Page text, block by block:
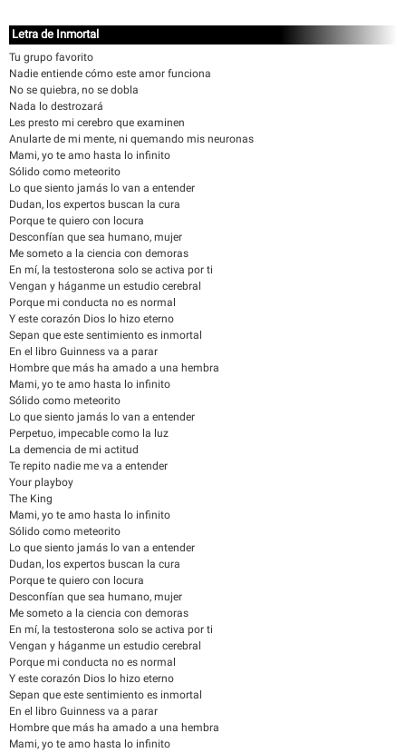
Letra de Inmortal
Tu grupo favorito
Nadie entiende cómo este amor funciona
No se quiebra, no se dobla
Nada lo destrozará
Les presto mi cerebro que examinen
Anularte de mi mente, ni quemando mis neuronas
Mami, yo te amo hasta lo infinito
Sólido como meteorito
Lo que siento jamás lo van a entender
Dudan, los expertos buscan la cura
Porque te quiero con locura
Desconfían que sea humano, mujer
Me someto a la ciencia con demoras
En mí, la testosterona solo se activa por ti
Vengan y háganme un estudio cerebral
Porque mi conducta no es normal
Y este corazón Dios lo hizo eterno
Sepan que este sentimiento es inmortal
En el libro Guinness va a parar
Hombre que más ha amado a una hembra
Mami, yo te amo hasta lo infinito
Sólido como meteorito
Lo que siento jamás lo van a entender
Perpetuo, impecable como la luz
La demencia de mi actitud
Te repito nadie me va a entender
Your playboy
The King
Mami, yo te amo hasta lo infinito
Sólido como meteorito
Lo que siento jamás lo van a entender
Dudan, los expertos buscan la cura
Porque te quiero con locura
Desconfían que sea humano, mujer
Me someto a la ciencia con demoras
En mí, la testosterona solo se activa por ti
Vengan y háganme un estudio cerebral
Porque mi conducta no es normal
Y este corazón Dios lo hizo eterno
Sepan que este sentimiento es inmortal
En el libro Guinness va a parar
Hombre que más ha amado a una hembra
Mami, yo te amo hasta lo infinito